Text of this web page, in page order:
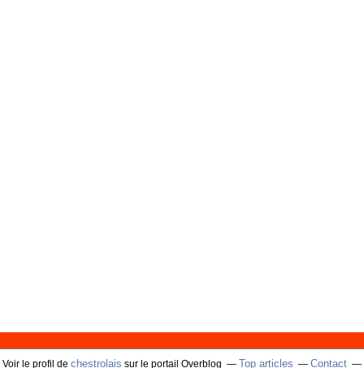
Voir le profil de chestrolais sur le portail Overblog Top articles Contact